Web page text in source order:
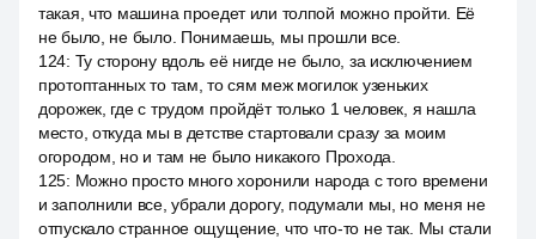
такая, что машина проедет или толпой можно пройти. Её
не было, не было. Понимаешь, мы прошли все.
124: Ту сторону вдоль её нигде не было, за исключением
протоптанных то там, то сям меж могилок узеньких
дорожек, где с трудом пройдёт только 1 человек, я нашла
место, откуда мы в детстве стартовали сразу за моим
огородом, но и там не было никакого Прохода.
125: Можно просто много хоронили народа с того времени
и заполнили все, убрали дорогу, подумали мы, но меня не
отпускало странное ощущение, что что-то не так. Мы стали